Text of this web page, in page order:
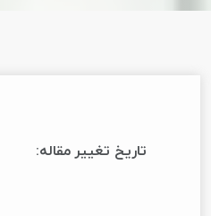
تاریخ تغییر مقاله: